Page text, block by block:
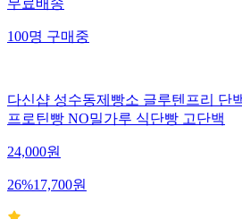
무료배송
100명구매중
다신샵 성수동제빵소 글루텐프리 단
프로틴빵 NO밀가루 식단빵 고단백
24,000원
26%17,700원